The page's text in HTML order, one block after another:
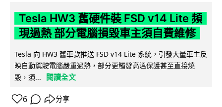
Tesla HW3 舊硬件裝 FSD v14 Lite 頻
現過熱 部分電腦損毀車主須自費維修
Tesla 向 HW3 舊車款推送 FSD v14 Lite 系統，引發大量車主反
映自動駕駛電腦嚴重過熱，部分更觸發高溫保護甚至直接燒
毀，須...
閱讀全文
6 分享